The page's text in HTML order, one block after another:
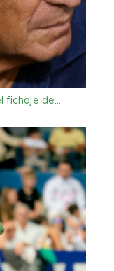
fichaje de…